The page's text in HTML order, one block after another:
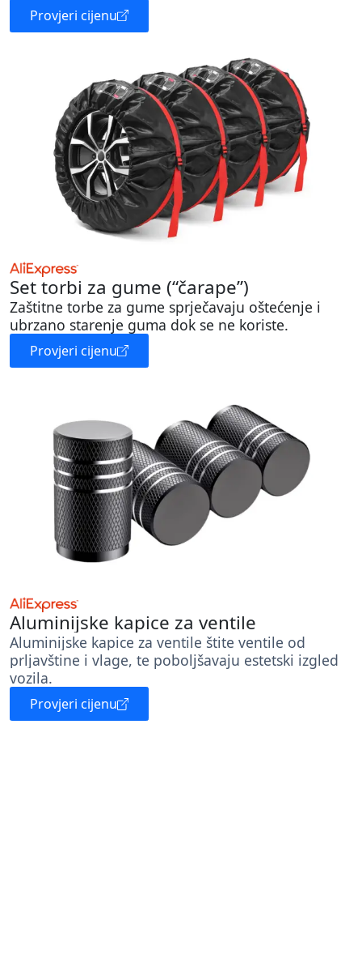
Provjeri cijenu
Set torbi za gume (“čarape”)
Zaštitne torbe za gume sprječavaju oštećenje i
ubrzano starenje guma dok se ne koriste.
Provjeri cijenu
Aluminijske kapice za ventile
Aluminijske kapice za ventile štite ventile od
prljavštine i vlage, te poboljšavaju estetski izgled
vozila.
Provjeri cijenu